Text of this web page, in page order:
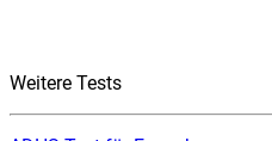
Weitere Tests